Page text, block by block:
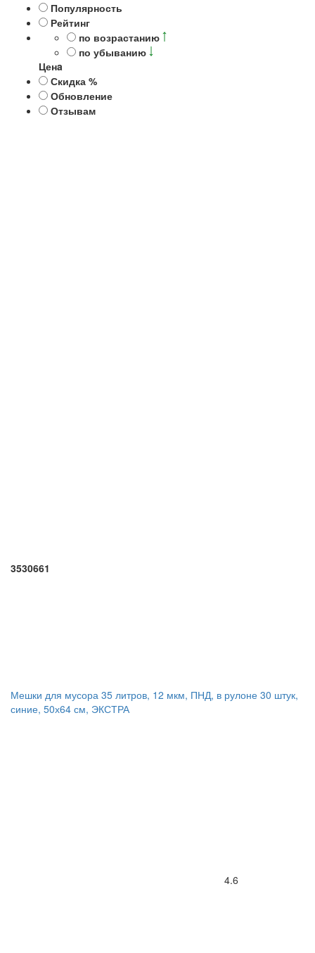
Популярность
Рейтинг
по возрастанию
по убыванию
Ценa
Скидка %
Обновление
Отзывам
3530661
Мешки для мусора 35 литров, 12 мкм, ПНД, в рулоне 30 штук,
синие, 50х64 см, ЭКСТРА
4.6